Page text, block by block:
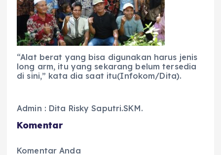
“Alat berat yang bisa digunakan harus jenis
long arm, itu yang sekarang belum tersedia
di sini,” kata dia saat itu(Infokom/Dita).
Admin : Dita Risky Saputri.SKM.
Komentar
Komentar Anda